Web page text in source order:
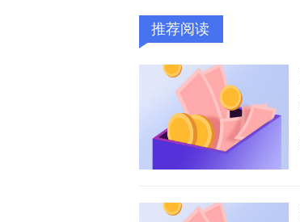
推荐阅读